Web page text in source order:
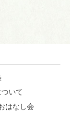
いて
はなし会